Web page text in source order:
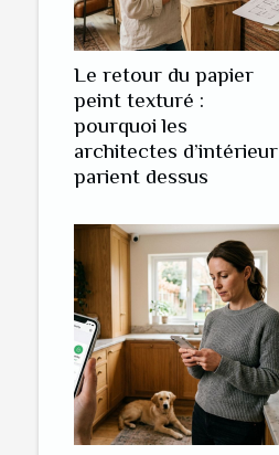
Le retour du papier
peint texturé :
pourquoi les
architectes d’intérieur
parient dessus